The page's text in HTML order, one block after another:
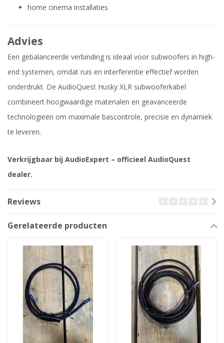
home cinema installaties
Advies
Een gebalanceerde verbinding is ideaal voor subwoofers in high-
end systemen, omdat ruis en interferentie effectief worden
onderdrukt. De AudioQuest Husky XLR subwooferkabel
combineert hoogwaardige materialen en geavanceerde
technologieën om maximale bascontrole, precisie en dynamiek
te leveren.
Verkrijgbaar bij AudioExpert – officieel AudioQuest
dealer.
Reviews
Gerelateerde producten